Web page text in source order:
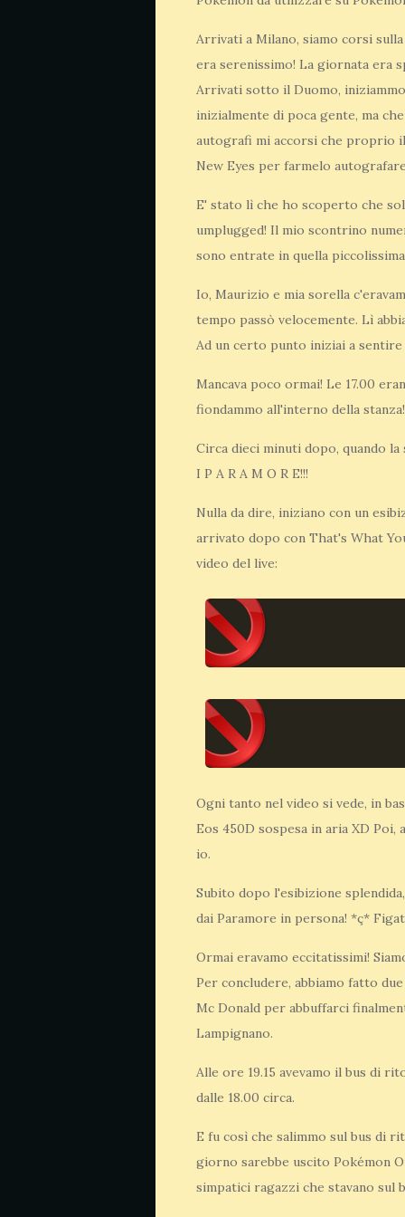
Arrivati a Milano, siamo corsi
era serenissimo! La giornata era
Arrivati sotto il Duomo,
inizialmente di poca gente, ma
autografi mi accorsi che proprio
New Eyes per farmelo
E' stato lì che ho scoperto che
umplugged! Il mio scontrino
sono entrate in quella
Io, Maurizio e mia sorella
tempo passò velocemente. Lì
Ad un certo punto iniziai a
Mancava poco ormai! Le 17.00
fiondammo all'interno della stanza!
Circa dieci minuti dopo, quando
I P A R A M O R E!!!
Nulla da dire, iniziano con un
arrivato dopo con That's What
video del live:
Ogni tanto nel video si vede, in
Eos 450D sospesa in aria XD Poi,
io.
Subito dopo l'esibizione
dai Paramore in persona! *ç*
Ormai eravamo eccitatissimi!
Per concludere, abbiamo fatto
Mc Donald per abbuffarci
Lampignano.
Alle ore 19.15 avevamo il bus di
dalle 18.00 circa.
E fu così che salimmo sul bus di
giorno sarebbe uscito Pokémon
simpatici ragazzi che stavano sul